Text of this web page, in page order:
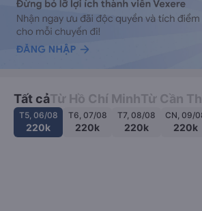
Tất cảTừ Hồ Chí MinhTừ Cần
T5, 06/08
220k
T6, 07/08
220k
T7, 08/08
220k
CN, 09/
220k